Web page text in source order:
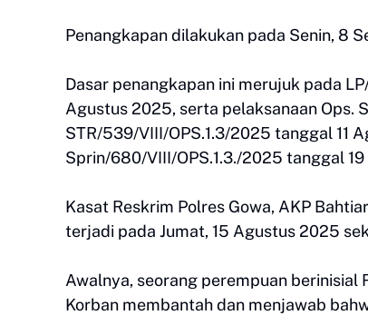
Penangkapan dilakukan pada Senin, 8
Dasar penangkapan ini merujuk pada
Agustus 2025, serta pelaksanaan Ops.
STR/539/VIII/OPS.1.3/2025 tanggal 11
Sprin/680/VIII/OPS.1.3./2025 tanggal
Kasat Reskrim Polres Gowa, AKP
terjadi pada Jumat, 15 Agustus 2025
Awalnya, seorang perempuan berinisial
Korban membantah dan menjawab